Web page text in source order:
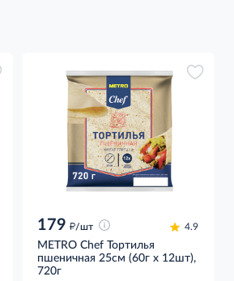
179 д/шт 4.9
METRO Chef Тортилья
пшеничная 25см (60г х 12шт),
720г